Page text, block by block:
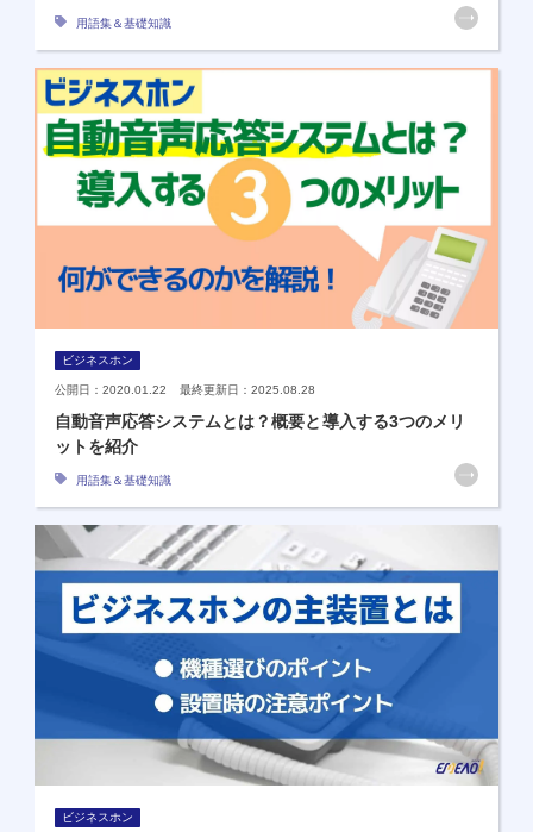
用語集＆基礎知識
ビジネスホン
公開日：2020.01.22 最終更新日：2025.08.28
自動音声応答システムとは？概要と導入する3つのメリ
ットを紹介
用語集＆基礎知識
ビジネスホン